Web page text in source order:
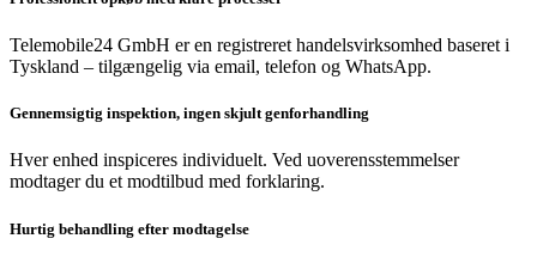
Telemobile24 GmbH er en registreret handelsvirksomhed baseret i
Tyskland – tilgængelig via email, telefon og WhatsApp.
Gennemsigtig inspektion, ingen skjult genforhandling
Hver enhed inspiceres individuelt. Ved uoverensstemmelser
modtager du et modtilbud med forklaring.
Hurtig behandling efter modtagelse